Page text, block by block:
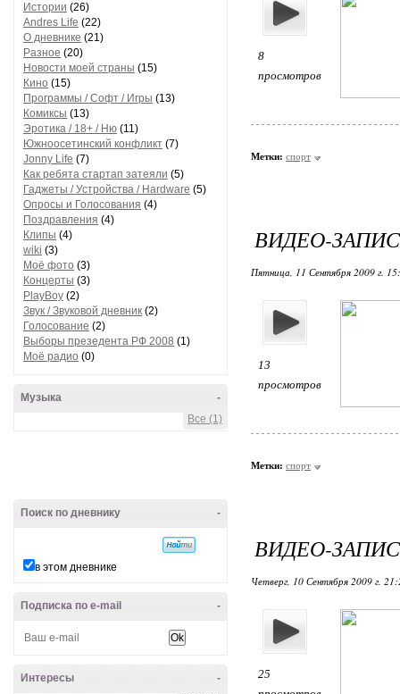
Истории (26)
Andres Life (22)
О дневнике (21)
Разное (20)
Новости моей страны (15)
Кино (15)
Программы / Софт / Игры (13)
Комиксы (13)
Эротика / 18+ / Ню (11)
Южноосетинский конфликт (7)
Jonny Life (7)
Как ребята стартап затеяли (5)
Гаджеты / Устройства / Hardware (5)
Опросы и Голосования (4)
Поздравления (4)
Клипы (4)
wiki (3)
Моё фото (3)
Концерты (3)
PlayBoy (2)
Звук / Звуковой дневник (2)
Голосование (2)
Выборы презедента РФ 2008 (1)
Моё радио (0)
-
Музыка
Все (1)
-
Поиск по дневнику
в этом дневнике
-
Подписка по e-mail
-
Интересы
8
просмотров
Метки: спорт
ВИДЕО-
Пятница, 11 Сентября 2009 г.
13
просмотров
Метки: спорт
ВИДЕО-
Четверг, 10 Сентября 2009 г.
25